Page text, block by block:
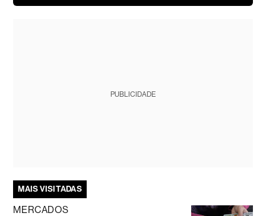
PUBLICIDADE
MAIS VISITADAS
MERCADOS